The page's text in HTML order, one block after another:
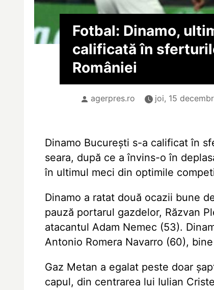
Fotbal: Dinamo,
calificată în
României
agerpres.ro joi, 15
Dinamo București s-a calificat în
seara, după ce a învins-o în
în ultimul meci din optimile
Dinamo a ratat două ocazii bune
pauză portarul gazdelor, Răzvan
atacantul Adam Nemec (53).
Antonio Romera Navarro (60),
Gaz Metan a egalat peste doar
capul, din centrarea lui Iulian